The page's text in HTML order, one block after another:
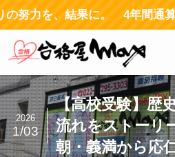
、結果に。 4年間通算 合格
【高校受験】歴
流れをストーリ
朝・義満から応
2026
1/03